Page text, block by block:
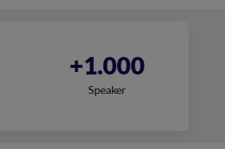
+1.000
Speaker